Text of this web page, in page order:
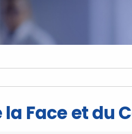
Face et du